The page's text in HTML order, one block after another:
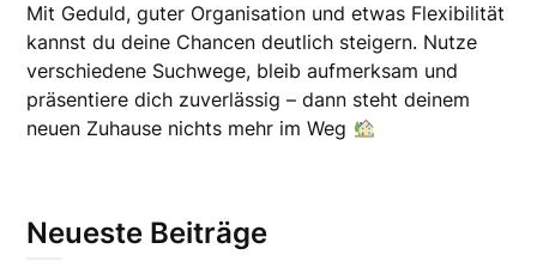
Mit Geduld, guter Organisation und etwas Flexibilität
kannst du deine Chancen deutlich steigern. Nutze
verschiedene Suchwege, bleib aufmerksam und
präsentiere dich zuverlässig – dann steht deinem
neuen Zuhause nichts mehr im Weg
Neueste Beiträge